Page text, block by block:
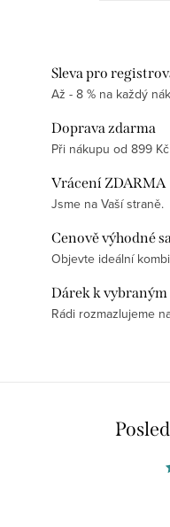
Sleva pro
Až - 8 % na každý
Doprava zdarma
Při nákupu od 899 Kč
Vrácení ZDARMA
Jsme na Vaší straně.
Cenově výhodné
Objevte ideální
Dárek k
Rádi rozmazlujeme